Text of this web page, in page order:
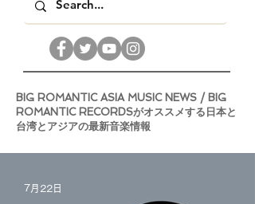
BIG ROMANTIC ASIA MUSIC NEWS / BIG
ROMANTIC RECORDSがオススメする日本と
台湾とアジアの最新音楽情報
7月22日